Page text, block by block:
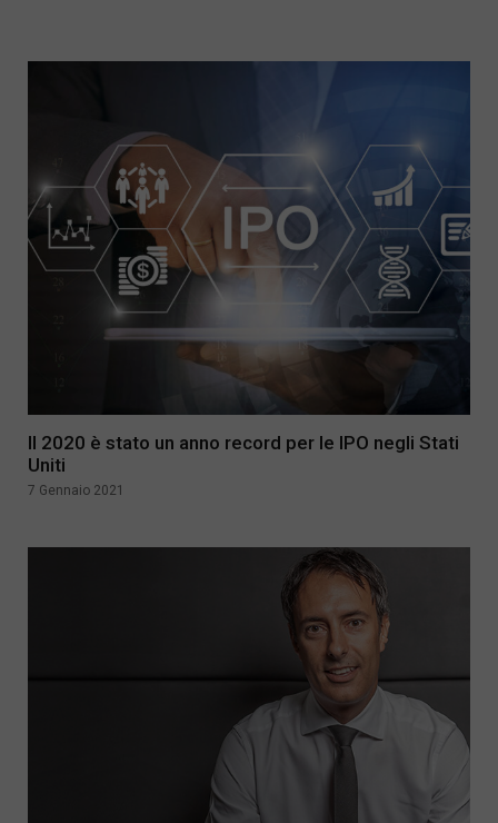
Il 2020 è stato un anno record per le IPO negli Stati
Uniti
7 Gennaio 2021